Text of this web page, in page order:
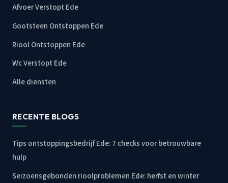
Afvoer Verstopt Ede
Gootsteen Ontstoppen Ede
Riool Ontstoppen Ede
Wc Verstopt Ede
Alle diensten
RECENTE BLOGS
Tips ontstoppingsbedrijf Ede: 7 checks voor betrouwbare
hulp
Seizoensgebonden rioolproblemen Ede: herfst en winter